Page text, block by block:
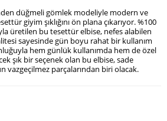
düğmeli gömlek modeliyle modern ve
giyim şıklığını ön plana çıkarıyor. %100
üretilen bu tesettür elbise, nefes alabilen
sayesinde gün boyu rahat bir kullanım
hem günlük kullanımda hem de özel
şık bir seçenek olan bu elbise, sade
vazgeçilmez parçalarından biri olacak.